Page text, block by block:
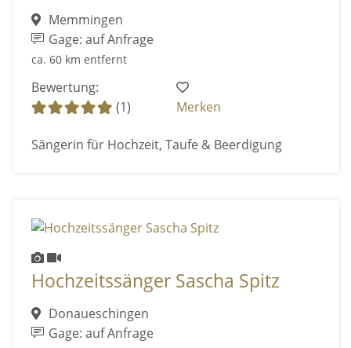
Memmingen
Gage: auf Anfrage
ca. 60 km entfernt
Bewertung:
(1)
Merken
Sängerin für Hochzeit, Taufe & Beerdigung
Hochzeitssänger Sascha Spitz
Donaueschingen
Gage: auf Anfrage